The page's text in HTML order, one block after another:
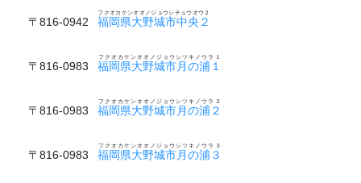
〒816-0942 福岡県大野城市中央２
フクオカケンオオノジョウシチュウオウ２
〒816-0983 福岡県大野城市月の浦１
フクオカケンオオノジョウシツキノウラ１
〒816-0983 福岡県大野城市月の浦２
フクオカケンオオノジョウシツキノウラ２
〒816-0983 福岡県大野城市月の浦３
フクオカケンオオノジョウシツキノウラ３